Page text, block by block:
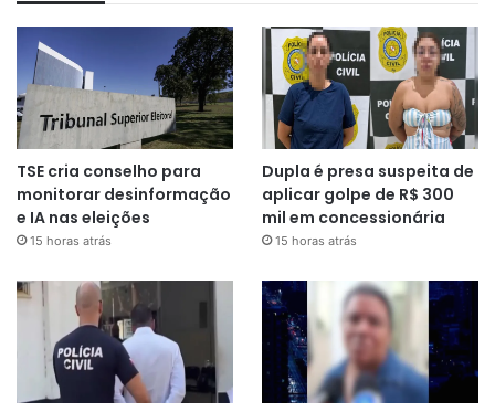
TSE cria conselho para
monitorar desinformação
e IA nas eleições
15 horas atrás
Dupla é presa suspeita de
aplicar golpe de R$ 300
mil em concessionária
15 horas atrás